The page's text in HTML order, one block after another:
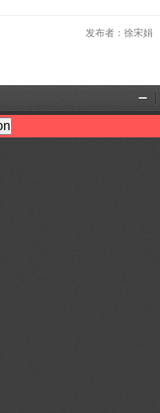
发布者：徐宋娟